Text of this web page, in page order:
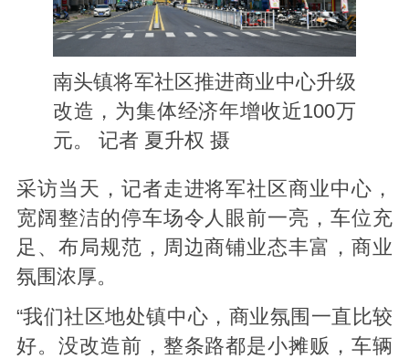
南头镇将军社区推进商业中心升级
改造，为集体经济年增收近100万
元。 记者 夏升权 摄
采访当天，记者走进将军社区商业中心，
宽阔整洁的停车场令人眼前一亮，车位充
足、布局规范，周边商铺业态丰富，商业
氛围浓厚。
“我们社区地处镇中心，商业氛围一直比较
好。没改造前，整条路都是小摊贩，车辆